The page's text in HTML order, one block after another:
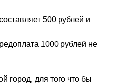
500 рублей и
1000 рублей не
город, для того что бы